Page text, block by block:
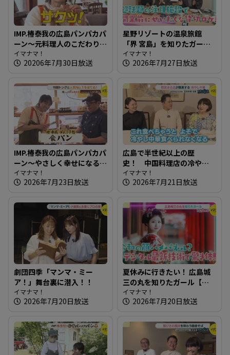
IMP.椿泰我の広島パンパカパ
ーン～元料理人のこだわり
満載！食感が楽しいパン屋
さん
イマナマ！
20206年7月30日放送
星野リゾートの温泉旅館
「界 宮島」を知りたガール
【街ネタ！知りたガール】
イマナマ！
2026年7月27日放送
IMP.椿泰我の広島パンパカパ
ーン～やさしく幸せになる
パン屋さん
イマナマ！
2026年7月23日放送
広島で半世紀以上の歴
史！ 中国料理店の冷やし
中華～ 北京料理 桂蘭【たま
にはそとランチ】
イマナマ！
2026年7月21日放送
劇団四季「マンマ・ミー
ア！」舞台裏に潜入！！
イマナマ！
2026年7月20日放送
夏休みに行きたい！ 広島城
三の丸を知りたガール【街
ネタ！知りたガール】
イマナマ！
2026年7月20日放送